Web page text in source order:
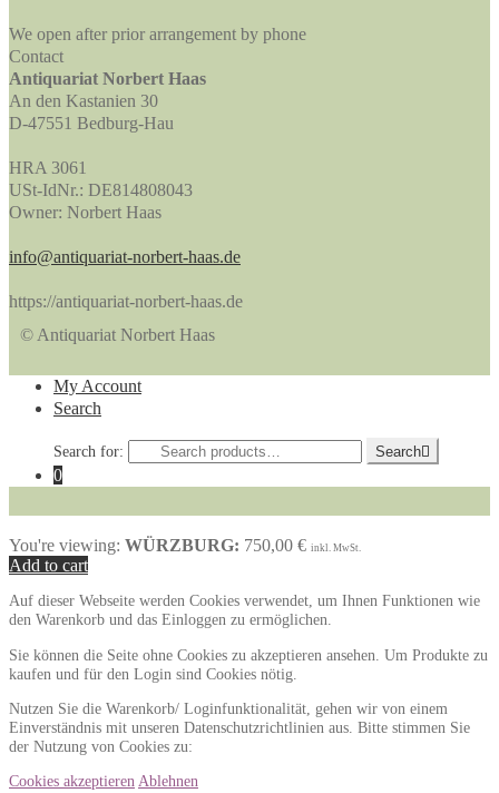
We open after prior arrangement by phone
Contact
Antiquariat Norbert Haas
An den Kastanien 30
D-47551 Bedburg-Hau
HRA 3061
USt-IdNr.: DE814808043
Owner: Norbert Haas
info@antiquariat-norbert-haas.de
https://antiquariat-norbert-haas.de
© Antiquariat Norbert Haas
My Account
Search
Search for: Search
0
You're viewing: WÜRZBURG: 750,00 € inkl. MwSt.
Add to cart
Auf dieser Webseite werden Cookies verwendet, um Ihnen Funktionen wie
den Warenkorb und das Einloggen zu ermöglichen.
Sie können die Seite ohne Cookies zu akzeptieren ansehen. Um Produkte zu
kaufen und für den Login sind Cookies nötig.
Nutzen Sie die Warenkorb/ Loginfunktionalität, gehen wir von einem
Einverständnis mit unseren Datenschutzrichtlinien aus. Bitte stimmen Sie
der Nutzung von Cookies zu:
Cookies akzeptierenAblehnen